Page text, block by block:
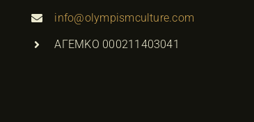
info@olympismculture.com
ΑΓΕΜΚΟ 000211403041